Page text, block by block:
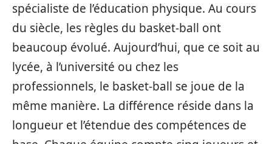
spécialiste de l’éducation physique. Au cours
du siècle, les règles du basket-ball ont
beaucoup évolué. Aujourd’hui, que ce soit au
lycée, à l’université ou chez les
professionnels, le basket-ball se joue de la
même manière. La différence réside dans la
longueur et l’étendue des compétences de